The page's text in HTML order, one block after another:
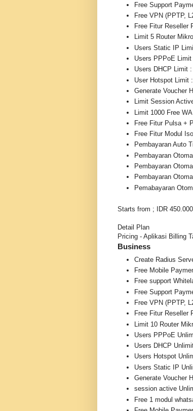
Free Support
Free VPN (PPTP,
Free Fitur Reseller
Limit 5 Router
Users Static IP
Users PPPoE Limit
Users DHCP Limit
User Hotspot Limit
Generate Voucher
Limit Session
Limit 1000 Free
Free Fitur Pulsa +
Free Fitur Modul
Pembayaran Auto
Pembayaran
Pembayaran
Pembayaran
Pemabayaran
Starts from ; IDR
Detail Plan
Pricing - Aplikasi Billing
Business
Create Radius
Free Mobile
Free support
Free Support
Free VPN (PPTP,
Free Fitur Reseller
Limit 10 Router
Users PPPoE
Users DHCP
Users Hotspot
Users Static IP
Generate Voucher
session active
Free 1 modul